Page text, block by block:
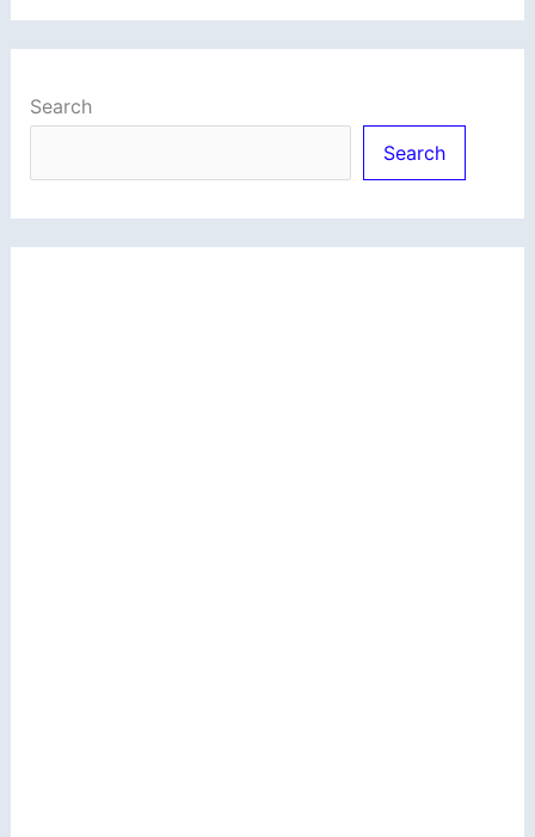
Search
Search